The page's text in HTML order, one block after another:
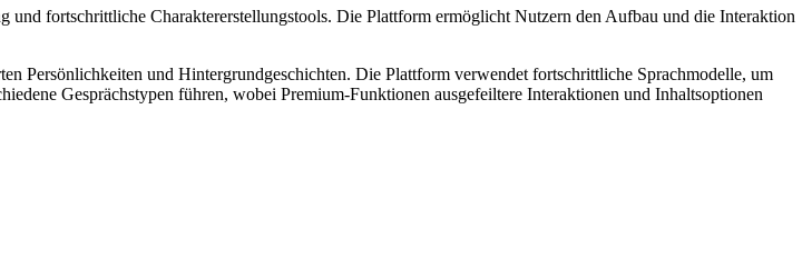
fortschrittliche Charaktererstellungstools. Die Plattform ermöglicht Nutzern den Aufbau und die Interaktion
Persönlichkeiten und Hintergrundgeschichten. Die Plattform verwendet fortschrittliche Sprachmodelle, um
Gesprächstypen führen, wobei Premium-Funktionen ausgefeiltere Interaktionen und Inhaltsoptionen